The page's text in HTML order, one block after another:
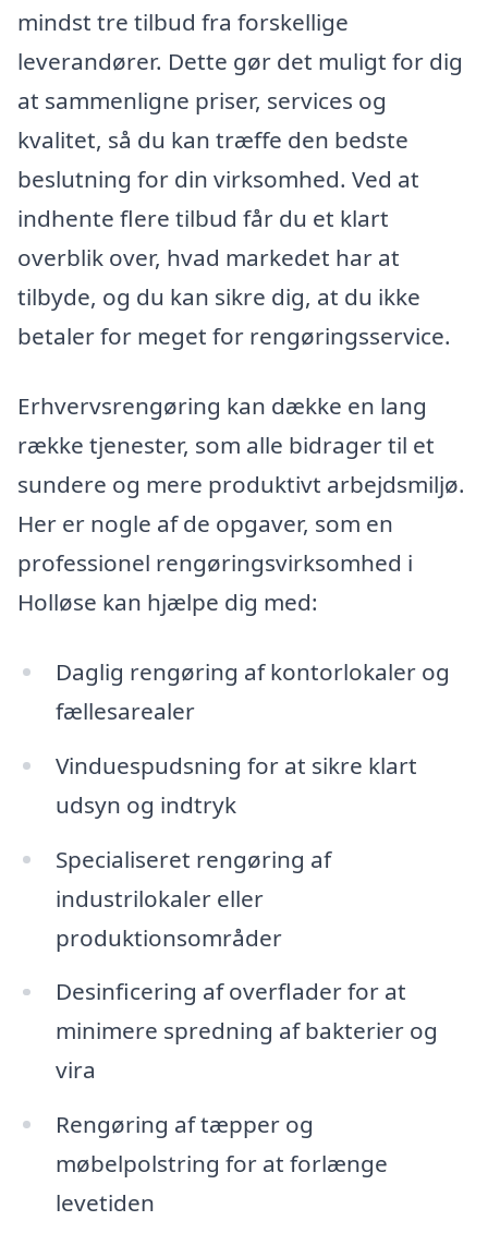
mindst tre tilbud fra forskellige
leverandører. Dette gør det muligt for dig
at sammenligne priser, services og
kvalitet, så du kan træffe den bedste
beslutning for din virksomhed. Ved at
indhente flere tilbud får du et klart
overblik over, hvad markedet har at
tilbyde, og du kan sikre dig, at du ikke
betaler for meget for rengøringsservice.
Erhvervsrengøring kan dække en lang
række tjenester, som alle bidrager til et
sundere og mere produktivt arbejdsmiljø.
Her er nogle af de opgaver, som en
professionel rengøringsvirksomhed i
Holløse kan hjælpe dig med:
Daglig rengøring af kontorlokaler og
fællesarealer
Vinduespudsning for at sikre klart
udsyn og indtryk
Specialiseret rengøring af
industrilokaler eller
produktionsområder
Desinficering af overflader for at
minimere spredning af bakterier og
vira
Rengøring af tæpper og
møbelpolstring for at forlænge
levetiden